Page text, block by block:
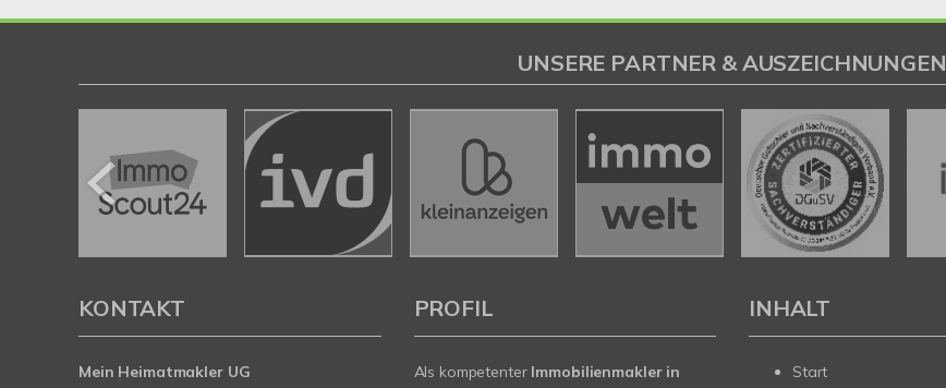
UNSERE PARTNER & AUSZEICHNUNGEN
KONTAKT
Mein Heimatmakler UG
PROFIL
Als kompetenter Immobilienmakler in
INHALT
Start